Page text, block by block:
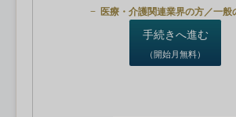
医療・介護関連業界の方／一般
手続きへ進む
（開始月無料）